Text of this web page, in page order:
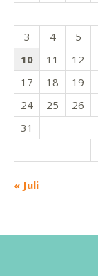
« Juli
3
4 5
10
11 12
17
18 19
24
25 26
31